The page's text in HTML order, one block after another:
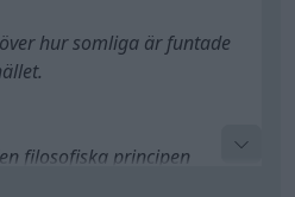
hur somliga är funtade
filosofiska principen